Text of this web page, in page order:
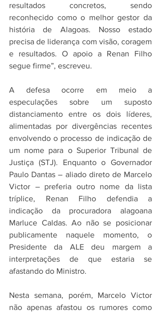
resultados concretos, sendo
reconhecido como o melhor gestor da
história de Alagoas. Nosso estado
precisa de liderança com visão, coragem
e resultados. O apoio a Renan Filho
segue firme”, escreveu.
A defesa ocorre em meio a
especulações sobre um suposto
distanciamento entre os dois líderes,
alimentadas por divergências recentes
envolvendo o processo de indicação de
um nome para o Superior Tribunal de
Justiça (STJ). Enquanto o Governador
Paulo Dantas – aliado direto de Marcelo
Victor – preferia outro nome da lista
tríplice, Renan Filho defendia a
indicação da procuradora alagoana
Marluce Caldas. Ao não se posicionar
publicamente naquele momento, o
Presidente da ALE deu margem a
interpretações de que estaria se
afastando do Ministro.
Nesta semana, porém, Marcelo Victor
não apenas afastou os rumores como